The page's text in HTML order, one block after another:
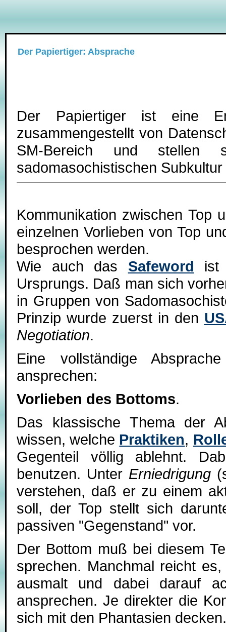
Der Papiertiger: Absprache
Der Papiertiger ist eine
zusammengestellt von
SM-Bereich und stellen
sadomasochistischen
Kommunikation zwischen Top
einzelnen Vorlieben von Top
besprochen werden.
Wie auch das Safeword ist
Ursprungs. Daß man sich
in Gruppen von
Prinzip wurde zuerst in den
Negotiation.
Eine vollständige
ansprechen:
Vorlieben des Bottoms.
Das klassische Thema der
wissen, welche Praktiken,
Gegenteil völlig ablehnt.
benutzen. Unter Erniedrigung
verstehen, daß er zu einem
soll, der Top stellt sich
passiven "Gegenstand" vor.
Der Bottom muß bei diesem
sprechen. Manchmal reicht
ausmalt und dabei darauf
ansprechen. Je direkter die
sich mit den Phantasien decken.